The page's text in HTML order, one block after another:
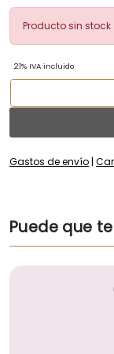
Producto sin stock
21% IVA incluido
Gastos de envío |
Puede que